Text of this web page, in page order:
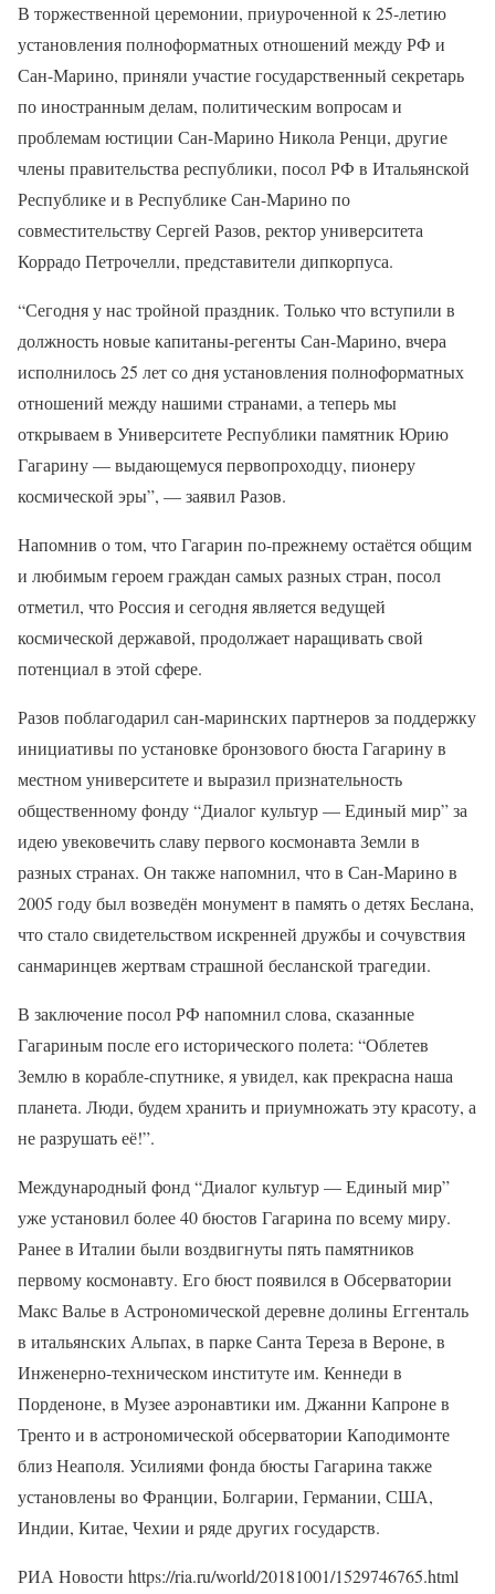
В торжественной церемонии, приуроченной к 25-летию
установления полноформатных отношений между РФ и
Сан-Марино, приняли участие государственный секретарь
по иностранным делам, политическим вопросам и
проблемам юстиции Сан-Марино Никола Ренци, другие
члены правительства республики, посол РФ в Итальянской
Республике и в Республике Сан-Марино по
совместительству Сергей Разов, ректор университета
Коррадо Петрочелли, представители дипкорпуса.
“Сегодня у нас тройной праздник. Только что вступили в
должность новые капитаны-регенты Сан-Марино, вчера
исполнилось 25 лет со дня установления полноформатных
отношений между нашими странами, а теперь мы
открываем в Университете Республики памятник Юрию
Гагарину — выдающемуся первопроходцу, пионеру
космической эры”, — заявил Разов.
Напомнив о том, что Гагарин по-прежнему остаётся общим
и любимым героем граждан самых разных стран, посол
отметил, что Россия и сегодня является ведущей
космической державой, продолжает наращивать свой
потенциал в этой сфере.
Разов поблагодарил сан-маринских партнеров за поддержку
инициативы по установке бронзового бюста Гагарину в
местном университете и выразил признательность
общественному фонду “Диалог культур — Единый мир” за
идею увековечить славу первого космонавта Земли в
разных странах. Он также напомнил, что в Сан-Марино в
2005 году был возведён монумент в память о детях Беслана,
что стало свидетельством искренней дружбы и сочувствия
санмаринцев жертвам страшной бесланской трагедии.
В заключение посол РФ напомнил слова, сказанные
Гагариным после его исторического полета: “Облетев
Землю в корабле-спутнике, я увидел, как прекрасна наша
планета. Люди, будем хранить и приумножать эту красоту, а
не разрушать её!”.
Международный фонд “Диалог культур — Единый мир”
уже установил более 40 бюстов Гагарина по всему миру.
Ранее в Италии были воздвигнуты пять памятников
первому космонавту. Его бюст появился в Обсерватории
Макс Валье в Астрономической деревне долины Еггенталь
в итальянских Альпах, в парке Санта Тереза в Вероне, в
Инженерно-техническом институте им. Кеннеди в
Порденоне, в Музее аэронавтики им. Джанни Капроне в
Тренто и в астрономической обсерватории Каподимонте
близ Неаполя. Усилиями фонда бюсты Гагарина также
установлены во Франции, Болгарии, Германии, США,
Индии, Китае, Чехии и ряде других государств.
РИА Новости https://ria.ru/world/20181001/1529746765.html